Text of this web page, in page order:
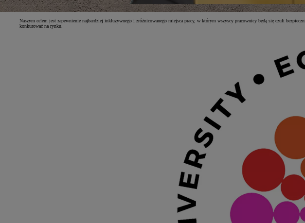
Naszym celem jest zapewnienie najbardziej inkluzywnego i zróżnicowanego miejsca pracy, w którym wszyscy pracownicy będą się czuli
konkurować na rynku.